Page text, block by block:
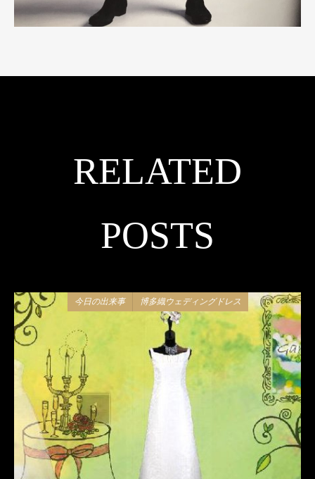
RELATED
POSTS
今日の出来事 博多織ウェディングドレス